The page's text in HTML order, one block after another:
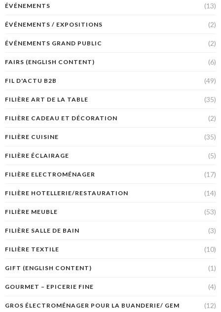
ÉVÉNEMENTS (13)
ÉVÉNEMENTS / EXPOSITIONS (2)
ÉVÉNEMENTS GRAND PUBLIC (2)
FAIRS (ENGLISH CONTENT) (6)
FIL D'ACTU B2B (49)
FILIÈRE ART DE LA TABLE (35)
FILIÈRE CADEAU ET DÉCORATION (2)
FILIÈRE CUISINE (35)
FILIÈRE ÉCLAIRAGE (5)
FILIÈRE ELECTROMÉNAGER (17)
FILIÈRE HOTELLERIE/RESTAURATION (14)
FILIÈRE MEUBLE (53)
FILIÈRE SALLE DE BAIN (3)
FILIÈRE TEXTILE (10)
GIFT (ENGLISH CONTENT) (1)
GOURMET – EPICERIE FINE (4)
GROS ÉLECTROMÉNAGER POUR LA BUANDERIE/ GEM (12)